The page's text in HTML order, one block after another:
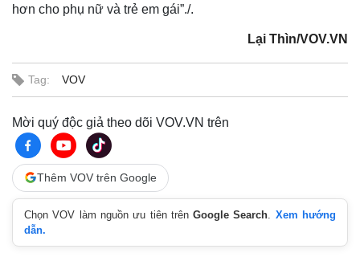
Pháp luật
Vụ án
Tin nóng
Tư vấn luật
Quân sự - Quốc phòng
hơn cho phụ nữ và trẻ em gái”./.
Lại Thìn/VOV.VN
Tag: VOV
Mời quý độc giả theo dõi VOV.VN trên
Thêm VOV trên Google
Chọn VOV làm nguồn ưu tiên trênGoogle Search
Xem hướng
dẫn.